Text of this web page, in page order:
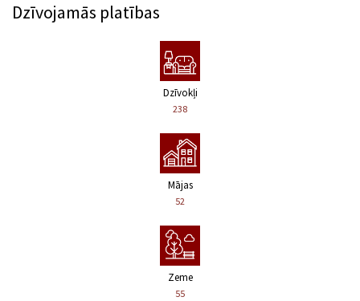
Dzīvojamās platības
Dzīvokļi
238
Mājas
52
Zeme
55